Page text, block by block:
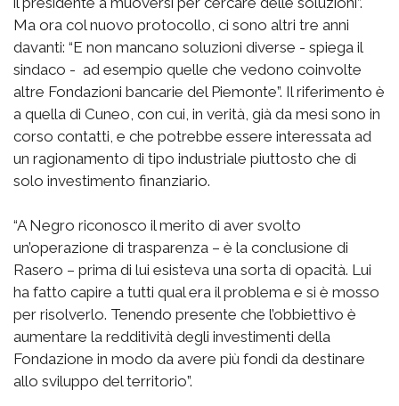
Ma ora col nuovo protocollo, ci sono altri tre anni
davanti: “E non mancano soluzioni diverse - spiega il
sindaco - ad esempio quelle che vedono coinvolte
altre Fondazioni bancarie del Piemonte”. Il riferimento è
a quella di Cuneo, con cui, in verità, già da mesi sono in
corso contatti, e che potrebbe essere interessata ad
un ragionamento di tipo industriale piuttosto che di
solo investimento finanziario.
“A Negro riconosco il merito di aver svolto
un’operazione di trasparenza – è la conclusione di
Rasero – prima di lui esisteva una sorta di opacità. Lui
ha fatto capire a tutti qual era il problema e si è mosso
per risolverlo. Tenendo presente che l’obbiettivo è
aumentare la redditività degli investimenti della
Fondazione in modo da avere più fondi da destinare
allo sviluppo del territorio”.